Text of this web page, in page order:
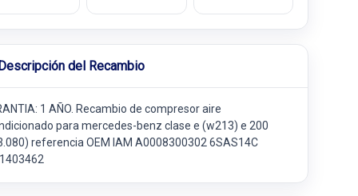
del Recambio
1 AÑO. Recambio de compresor aire
para mercedes-benz clase e (w213) e 200
referencia OEM IAM A0008300302 6SAS14C